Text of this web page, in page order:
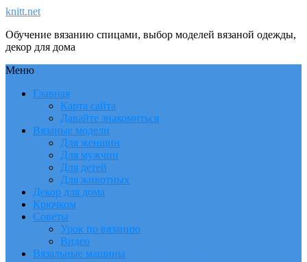
knitt.net
Обучение вязанию спицами, выбор моделей вязаной одежды,
декор для дома
Меню
Главная
Карта сайта
Давайте знакомиться
Вязаные модели
Для женщин
Для мужчин
Для детей
Для животных
Декор для дома
Крючком
Советы
Урок по вязанию
Видео
Вязальные машины